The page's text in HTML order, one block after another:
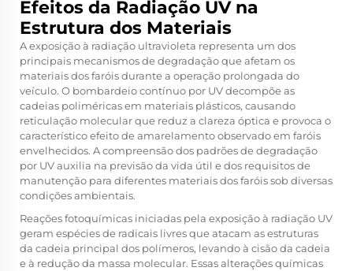
Efeitos da Radiação UV na
Estrutura dos Materiais
A exposição à radiação ultravioleta representa um dos
principais mecanismos de degradação que afetam os
materiais dos faróis durante a operação prolongada do
veículo. O bombardeio contínuo por UV decompõe as
cadeias poliméricas em materiais plásticos, causando
reticulação molecular que reduz a clareza óptica e provoca o
característico efeito de amarelamento observado em faróis
envelhecidos. A compreensão dos padrões de degradação
por UV auxilia na previsão da vida útil e dos requisitos de
manutenção para diferentes materiais dos faróissob diversas
condições ambientais.
Reações fotoquímicas iniciadas pela exposição à radiação UV
geram espécies de radicais livres que atacam as estruturas
da cadeia principal dos polímeros, levando à cisão da cadeia
e à redução da massa molecular. Essas alterações químicas